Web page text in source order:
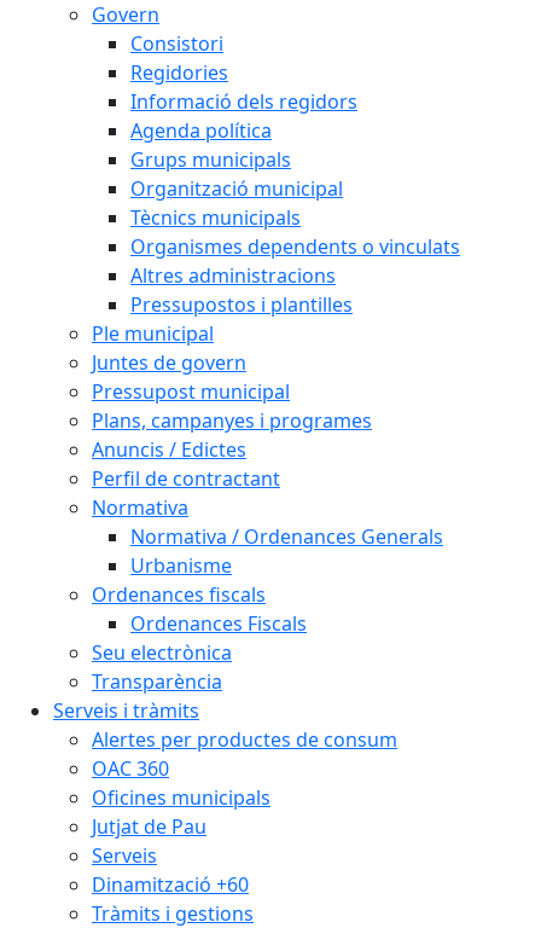
Govern
Consistori
Regidories
Informació dels regidors
Agenda política
Grups municipals
Organització municipal
Tècnics municipals
Organismes dependents o vinculats
Altres administracions
Pressupostos i plantilles
Ple municipal
Juntes de govern
Pressupost municipal
Plans, campanyes i programes
Anuncis / Edictes
Perfil de contractant
Normativa
Normativa / Ordenances Generals
Urbanisme
Ordenances fiscals
Ordenances Fiscals
Seu electrònica
Transparència
Serveis i tràmits
Alertes per productes de consum
OAC 360
Oficines municipals
Jutjat de Pau
Serveis
Dinamització +60
Tràmits i gestions